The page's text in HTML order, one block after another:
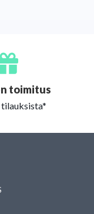
toimitus